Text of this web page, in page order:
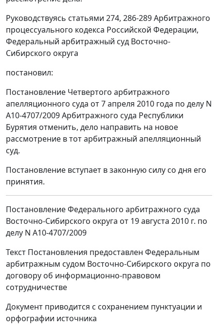
Руководствуясь статьями 274, 286-289 Арбитражного
процессуального кодекса Российской Федерации,
Федеральный арбитражный суд Восточно-
Сибирского округа
постановил:
Постановление Четвертого арбитражного
апелляционного суда от 7 апреля 2010 года по делу N
А10-4707/2009 Арбитражного суда Республики
Бурятия отменить, дело направить на новое
рассмотрение в тот арбитражный апелляционный
суд.
Постановление вступает в законную силу со дня его
принятия.
Постановление Федерального арбитражного суда
Восточно-Сибирского округа от 19 августа 2010 г. по
делу N А10-4707/2009
Текст Постановления предоставлен Федеральным
арбитражным судом Восточно-Сибирского округа по
договору об информационно-правовом
сотрудничестве
Документ приводится с сохранением пунктуации и
орфографии источника